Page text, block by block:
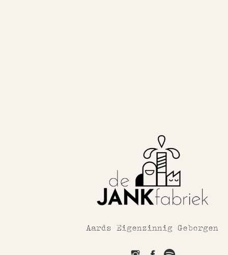
Aards Eigenzinnig Geborgen